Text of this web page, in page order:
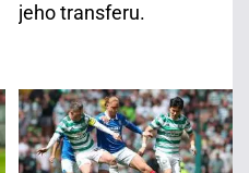
jeho transferu.